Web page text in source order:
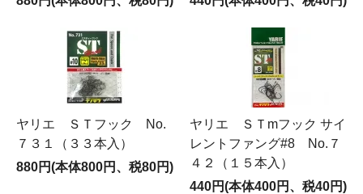
ヤリエ ＳＴフック No.
７３１（３３本入）
880円(本体800円、税80円)
ヤリエ ＳＴmフック サイ
レントファング#8 No.７
４２（１５本入）
440円(本体400円、税40円)